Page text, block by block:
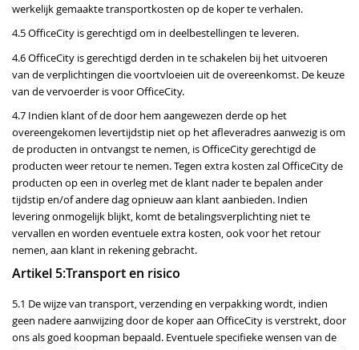
werkelijk gemaakte transportkosten op de koper te verhalen.
4.5 OfficeCity is gerechtigd om in deelbestellingen te leveren.
4.6 OfficeCity is gerechtigd derden in te schakelen bij het uitvoeren
van de verplichtingen die voortvloeien uit de overeenkomst. De keuze
van de vervoerder is voor OfficeCity.
4.7 Indien klant of de door hem aangewezen derde op het
overeengekomen levertijdstip niet op het afleveradres aanwezig is om
de producten in ontvangst te nemen, is OfficeCity gerechtigd de
producten weer retour te nemen. Tegen extra kosten zal OfficeCity de
producten op een in overleg met de klant nader te bepalen ander
tijdstip en/of andere dag opnieuw aan klant aanbieden. Indien
levering onmogelijk blijkt, komt de betalingsverplichting niet te
vervallen en worden eventuele extra kosten, ook voor het retour
nemen, aan klant in rekening gebracht.
Artikel 5:Transport en risico
5.1 De wijze van transport, verzending en verpakking wordt, indien
geen nadere aanwijzing door de koper aan OfficeCity is verstrekt, door
ons als goed koopman bepaald. Eventuele specifieke wensen van de